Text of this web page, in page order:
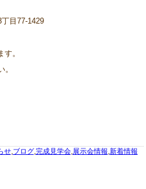
目77-1429
。
せ, ブログ, 完成見学会, 展示会情報 新着情報